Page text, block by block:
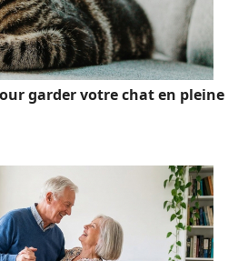
garder votre chat en pleine